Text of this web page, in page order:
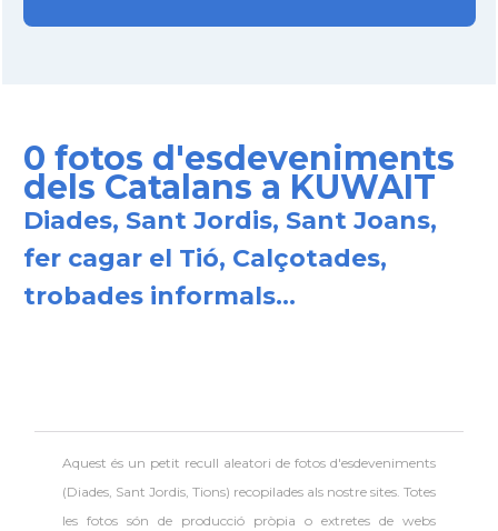
0 fotos d'esdeveniments
dels Catalans a KUWAIT
Diades, Sant Jordis, Sant Joans,
fer cagar el Tió, Calçotades,
trobades informals...
Aquest és un petit recull aleatori defotos d'esdeveniments
(Diades, Sant Jordis, Tions) recopilades als nostre sites. Totes
les fotos són de producció pròpia o extretes de webs